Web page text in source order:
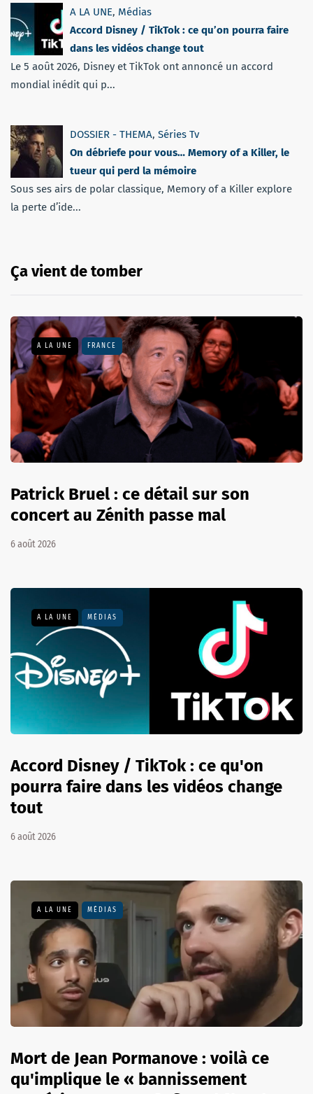
A LA UNE, Médias
Accord Disney / TikTok : ce qu’on pourra faire
dans les vidéos change tout
Le 5 août 2026, Disney et TikTok ont annoncé un accord
mondial inédit qui p...
DOSSIER - THEMA, Séries Tv
On débriefe pour vous… Memory of a Killer, le
tueur qui perd la mémoire
Sous ses airs de polar classique, Memory of a Killer explore
la perte d’ide...
Ça vient de tomber
A LA UNE FRANCE
Patrick Bruel : ce détail sur son
concert au Zénith passe mal
6 août 2026
A LA UNE MÉDIAS
Accord Disney / TikTok : ce qu'on
pourra faire dans les vidéos change
tout
6 août 2026
A LA UNE MÉDIAS
Mort de Jean Pormanove : voilà ce
qu'implique le « bannissement